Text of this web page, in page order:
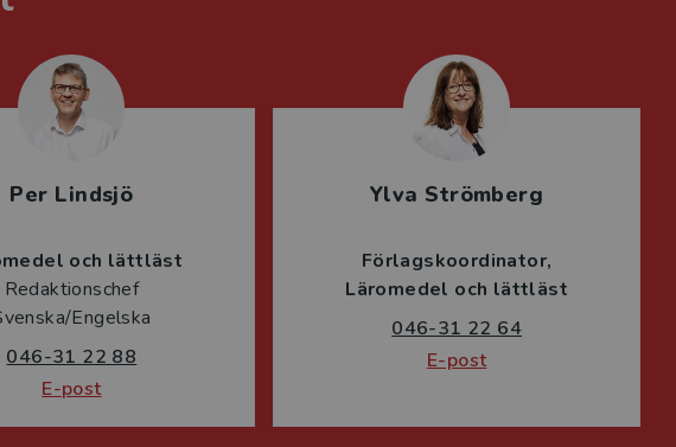
Per Lindsjö
och lättläst
Redaktionschef
Engelska
046-31 22 88
E-post
Ylva Strömberg
Förlagskoordinator
Läromedel och lättläst
046-31 22 64
E-post